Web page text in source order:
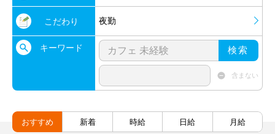
こだわり 夜勤
キーワード 検索
含まない
おすすめ 新着 時給 日給 月給